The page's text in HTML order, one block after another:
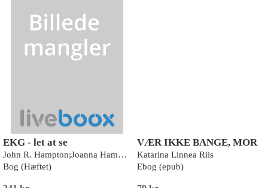
EKG - let at se
John R. Hampton;Joanna Hampton;David Adlam
Bog (Hæftet)
VÆR IKKE BANGE, MOR
Katarina Linnea Riis
Ebog (epub)